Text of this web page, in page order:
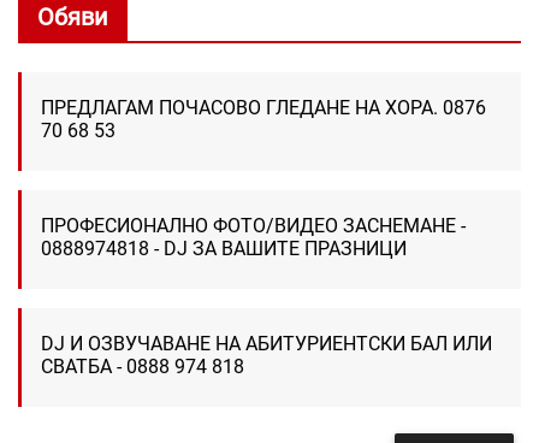
Обяви
ПРЕДЛАГАМ ПОЧАСОВО ГЛЕДАНЕ НА ХОРА. 0876
70 68 53
ПРОФЕСИОНАЛНО ФОТО/ВИДЕО ЗАСНЕМАНЕ -
0888974818 - DJ ЗА ВАШИТЕ ПРАЗНИЦИ
DJ И ОЗВУЧАВАНЕ НА АБИТУРИЕНТСКИ БАЛ ИЛИ
СВАТБА - 0888 974 818